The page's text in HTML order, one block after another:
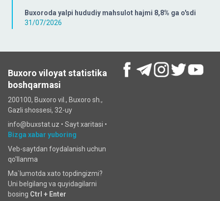
Buxoroda yalpi hududiy mahsulot hajmi 8,8% ga o'sdi
31/07/2026
Buxoro viloyat statistika
boshqarmasi
200100, Buxoro vil., Buxoro sh.,
Gazli shossesi, 32-uy
info@buxstat.uz • Sayt xaritasi •
Bizga xabar yuboring
Veb-saytdan foydalanish uchun
qo'llanma
Ma`lumotda xato topdingizmi?
Uni belgilang va quyidagilarni
bosing Ctrl + Enter